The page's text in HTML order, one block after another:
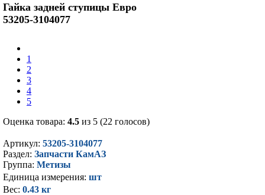
Гайка задней ступицы Евро
53205-3104077
1
2
3
4
5
Оценка товара: 4.5 из 5 (22 голосов)
Артикул: 53205-3104077
Раздел: Запчасти КамАЗ
Группа: Метизы
Единица измерения: шт
Вес: 0.43 кг